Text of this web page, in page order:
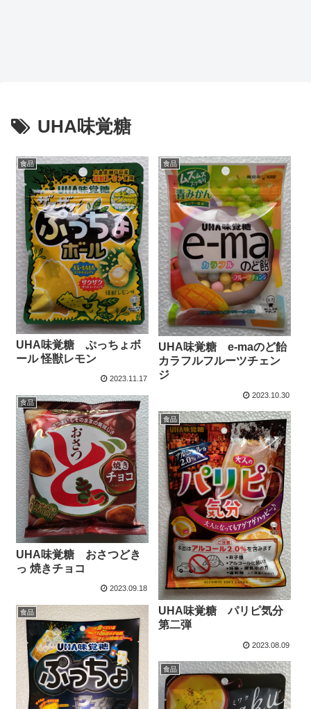
UHA味覚糖
食品
UHA味覚糖 ぷっちょボ
ール 怪獣レモン
2023.11.17
食品
UHA味覚糖 e-maのど飴
カラフルフルーツチェン
ジ
2023.10.30
食品
UHA味覚糖 おさつどき
っ 焼きチョコ
2023.09.18
食品
UHA味覚糖 パリピ気分
第二弾
2023.08.09
食品
食品